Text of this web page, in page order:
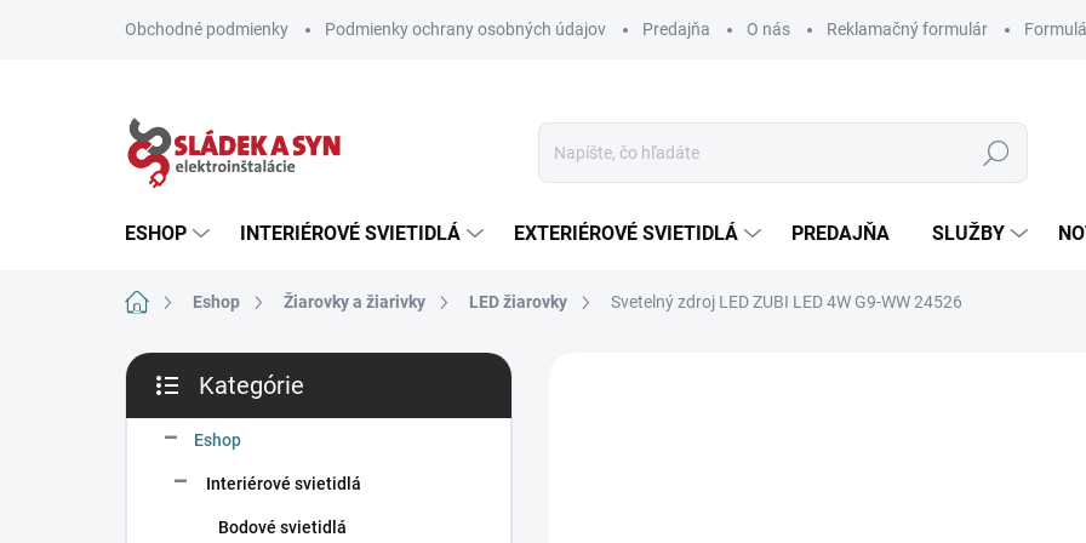
Obchodné podmienky Podmienky ochrany osobných údajov Predajňa O nás Reklamačný formulár
Hľadať
ESHOP INTERIÉROVÉ SVIETIDLÁ EXTERIÉROVÉ SVIETIDLÁ PREDAJŇA SLUŽBY
DomovEshop Žiarovky a žiarivky LED žiarovky Svetelný zdroj LED ZUBI LED 4W G9-WW 24526
B
č
kategórie
Kategórie
Eshop
Interiérové svietidlá
Bodové svietidlá